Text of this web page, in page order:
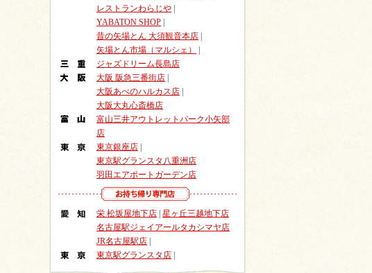
レストランわらじや
YABATON SHOP
昔の矢場とん 大須観音本店
矢場とん市場（マルシェ）
ジャズドリーム長島店
大阪 阪急三番街店
大阪あべのハルカス店
大阪大丸心斎橋店
富山三井アウトレットパーク小矢部
店
東京銀座店
東京駅グランスタ八重洲店
羽田エアポートガーデン店
栄 松坂屋地下店 星ヶ丘三越地下店
名古屋駅ジェイアールタカシマヤ店
JR名古屋駅店
東京駅グランスタ店